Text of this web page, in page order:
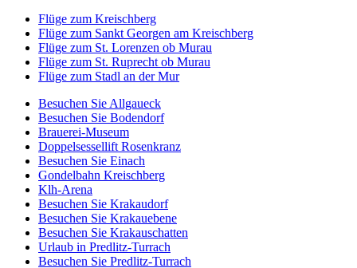
Flüge zum Kreischberg
Flüge zum Sankt Georgen am Kreischberg
Flüge zum St. Lorenzen ob Murau
Flüge zum St. Ruprecht ob Murau
Flüge zum Stadl an der Mur
Besuchen Sie Allgaueck
Besuchen Sie Bodendorf
Brauerei-Museum
Doppelsessellift Rosenkranz
Besuchen Sie Einach
Gondelbahn Kreischberg
Klh-Arena
Besuchen Sie Krakaudorf
Besuchen Sie Krakauebene
Besuchen Sie Krakauschatten
Urlaub in Predlitz-Turrach
Besuchen Sie Predlitz-Turrach